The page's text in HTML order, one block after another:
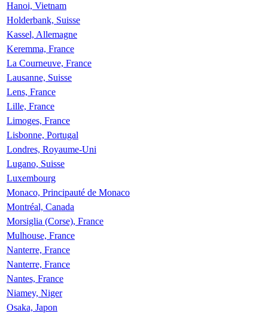
Hanoi, Vietnam
Holderbank, Suisse
Kassel, Allemagne
Keremma, France
La Courneuve, France
Lausanne, Suisse
Lens, France
Lille, France
Limoges, France
Lisbonne, Portugal
Londres, Royaume-Uni
Lugano, Suisse
Luxembourg
Monaco, Principauté de Monaco
Montréal, Canada
Morsiglia (Corse), France
Mulhouse, France
Nanterre, France
Nanterre, France
Nantes, France
Niamey, Niger
Osaka, Japon